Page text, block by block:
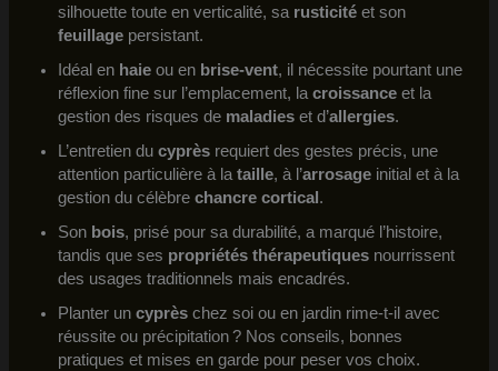
silhouette toute en verticalité, sa rusticitéet son
feuillagepersistant.
Idéal en haieou en brise-vent, il nécessite pourtant une
réflexion fine sur l’emplacement, la croissanceet la
gestion des risques de maladieset d’allergies.
L’entretien du cyprèsrequiert des gestes précis, une
attention particulière à la taille, à l’arrosageinitial et à la
gestion du célèbre chancre cortical .
Son bois, prisé pour sa durabilité, a marqué l’histoire,
tandis que ses propriétés thérapeutiquesnourrissent
des usages traditionnels mais encadrés.
Planter un cyprèschez soi ou en jardin rime-t-il avec
réussite ou précipitation ? Nos conseils, bonnes
pratiques et mises en garde pour peser vos choix.